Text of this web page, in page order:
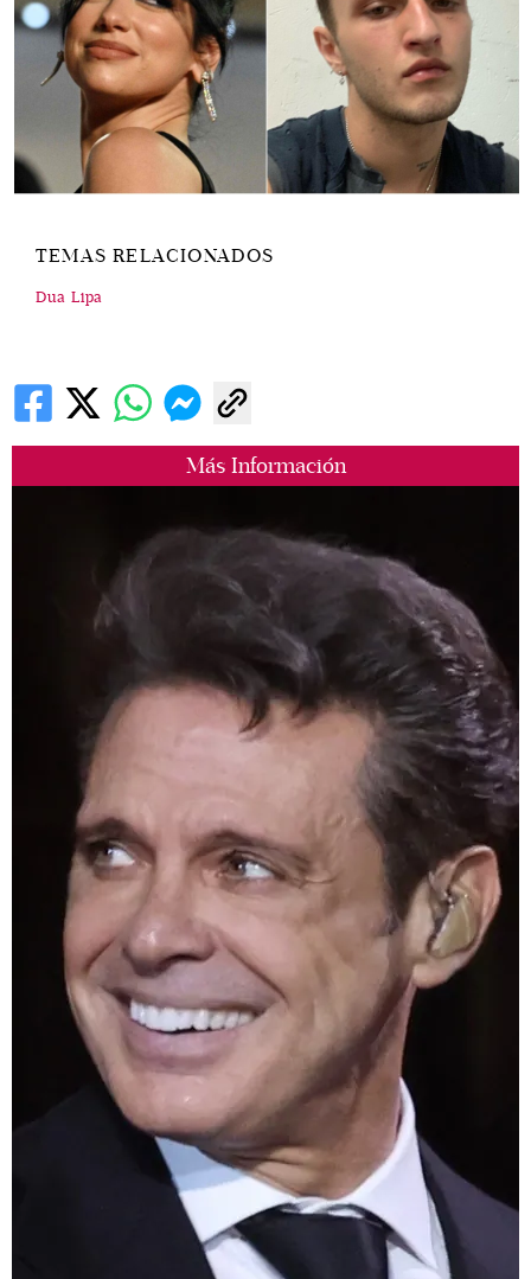
Más Información
TEMAS RELACIONADOS
Dua Lipa